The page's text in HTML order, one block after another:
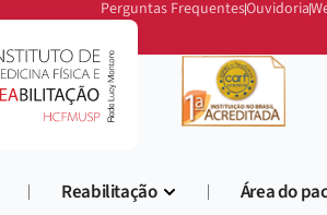
Perguntas FrequentesOuvidoria
Reabilitação Área do